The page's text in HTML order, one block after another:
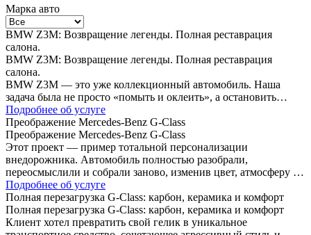
Марка авто
BMW Z3M: Возвращение легенды. Полная реставрация
салона.
BMW Z3M: Возвращение легенды. Полная реставрация
салона.
BMW Z3M — это уже коллекционный автомобиль. Наша
задача была не просто «помыть и оклеить», а остановить
время и добавить технологий, не убивая аутентичность. Что…
Подробнее об услуге
Преображение Mercedes-Benz G-Class
Преображение Mercedes-Benz G-Class
Этот проект — пример тотальной персонализации
внедорожника. Автомобиль полностью разобрали,
переосмыслили и собрали заново, изменив цвет, атмосферу в
салоне и характер экстерьера. Что сделано: ·…
Подробнее об услуге
Полная перезагрузка G-Class: карбон, керамика и комфорт
Полная перезагрузка G-Class: карбон, керамика и комфорт
Клиент хотел превратить свой гелик в уникальное